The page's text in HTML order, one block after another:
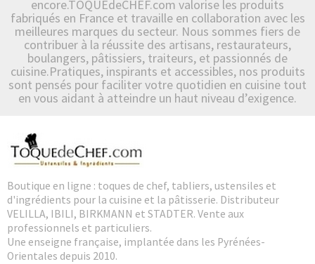
encore.TOQUEdeCHEF.com valorise les produits
fabriqués en France et travaille en collaboration avec les
meilleures marques du secteur. Nous sommes fiers de
contribuer à la réussite des artisans, restaurateurs,
boulangers, pâtissiers, traiteurs, et passionnés de
cuisine.Pratiques, inspirants et accessibles, nos produits
sont pensés pour faciliter votre quotidien en cuisine tout
en vous aidant à atteindre un haut niveau d’exigence.
Boutique en ligne : toques de chef, tabliers, ustensiles et
d'ingrédients pour la cuisine et la pâtisserie. Distributeur
VELILLA, IBILI, BIRKMANN et STADTER. Vente aux
professionnels et particuliers.
Une enseigne française, implantée dans les Pyrénées-
Orientales depuis 2010.